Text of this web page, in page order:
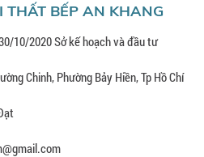
THẤT BẾP AN KHANG
10/2020 Sở kế hoạch và đầu tư
Chinh, Phường Bảy Hiền, Tp Hồ Chí